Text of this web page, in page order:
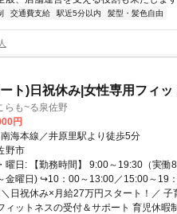
交通費支給 駅近5分以内 髪型・髪色自由
ト)日祝休み|女性専用フィ
らも~る泉佐野
円
アクセス: 南海本線／井原里駅より徒歩5分
野市
曜日: 【勤務時間】 9:00～19:30（実働
金曜日) ↪10：00～13:00／15:00～19
日祝休み×月給27万円スタート！／ 子
ィットネスの受付＆サポート 育児休